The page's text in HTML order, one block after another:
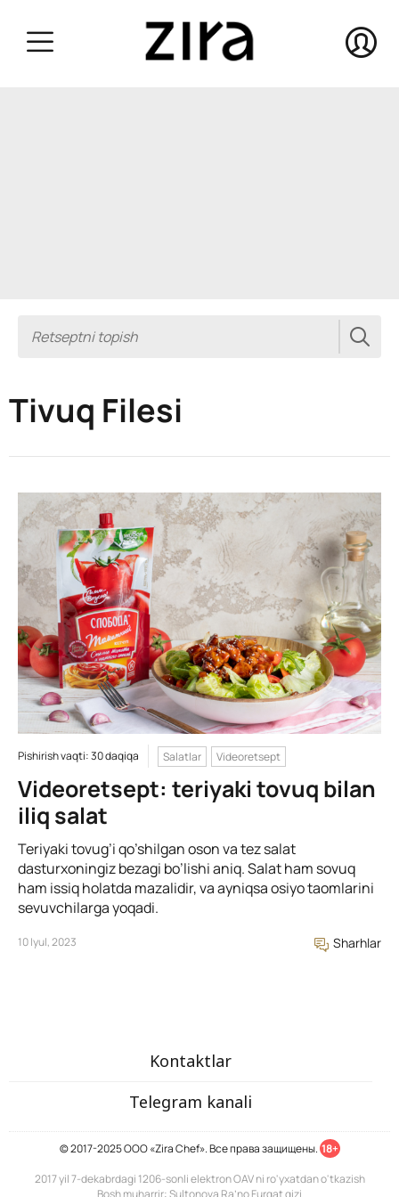
Tivuq Filesi
Pishirish vaqti: 30 daqiqa Salatlar Videoretsept
Videoretsept: teriyaki tovuq bilan
iliq salat
Teriyaki tovug’i qo’shilgan oson va tez salat
dasturxoningiz bezagi bo’lishi aniq. Salat ham sovuq
ham issiq holatda mazalidir, va ayniqsa osiyo taomlarini
sevuvchilarga yoqadi.
10 Iyul, 2023 Sharhlar
Kontaktlar
Telegram kanali
© 2017-2025 ООО «Zira Chef». Все права защищены. 18+
2017 yil 7-dekabrdagi 1206-sonli elektron OAV ni ro'yxatdan o'tkazish
Bosh muharrir: Sultonova Ra’no Furqat qizi